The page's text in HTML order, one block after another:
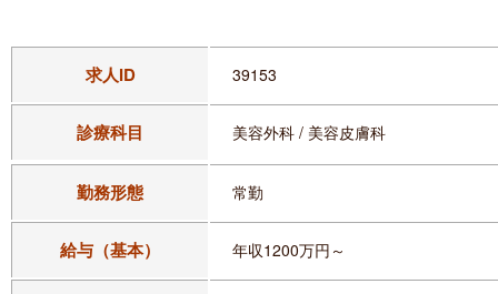
求人ID 39153
診療科目 美容外科 / 美容皮膚科
勤務形態 常勤
給与（基本） 年収1200万円～